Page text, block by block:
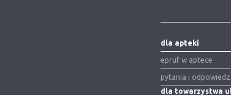
dla apteki
epruf w aptece
pytania i
dla towarzystwa